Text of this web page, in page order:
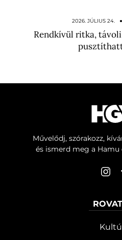
2026. JÚLIUS 24.
Rendkívül ritka,
Művelődj, szórakozz,
és ismerd meg a